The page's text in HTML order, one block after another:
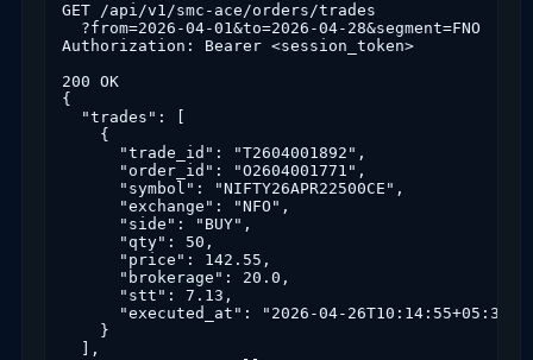
GET /api/v1/smc-ace/orders/trades
  ?from=2026-04-01&to=2026-04-28&segment=FNO
Authorization: Bearer <session_token>
200 OK
{
  "trades": [
    {
      "trade_id": "T2604001892",
      "order_id": "O2604001771",
      "symbol": "NIFTY26APR22500CE",
      "exchange": "NFO",
      "side": "BUY",
      "qty": 50,
      "price": 142.55,
      "brokerage": 20.0,
      "stt": 7.13,
      "executed_at": "2026-04-26T10:14:55+05:30"
    }
  ],